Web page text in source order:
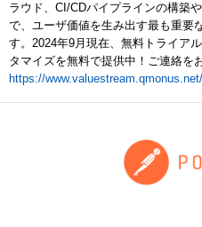
ラウド、CI/CDパイプラインの構築
で、ユーザ価値を生み出す最も重要
す。2024年9月現在、無料トライア
タマイズを無料で提供中！ご連絡を
https://www.valuestream.qmonus.net/